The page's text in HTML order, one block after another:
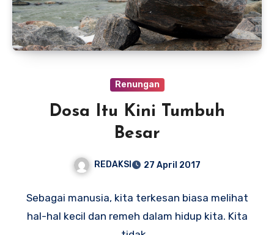
Renungan
Dosa Itu Kini Tumbuh
Besar
REDAKSI 27 April 2017
Sebagai manusia, kita terkesan biasa melihat
hal-hal kecil dan remeh dalam hidup kita. Kita